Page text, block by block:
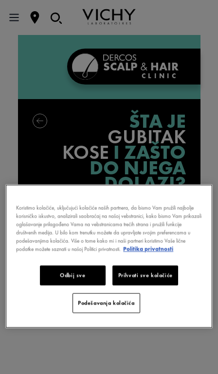
ŠTA JE
GUBITAK
KOSE I ZAŠTO
DO NJEGA
DOLAZI?
SCALP& HAIR
CLINIC
Koristimo kolačiće, uključujući kolačiće naših partnera, da bismo Vam pružili najbolje
korisničko iskustvo, analizirali saobraćaj na našoj vebstranici, kako bismo Vam prikazali
oglašavanje prilagođeno Vama na vebstranicama trećih strana i pružili funkcije
društvenih medija. U bilo kom trenutku možete da upravljate svojim preferencama u
podešavanjima kolačića. Više o tome kako mi i naši partneri koristimo Vaše lične
podatke možete saznati u našoj Politici privatnosti. Politika privatnosti
Odbij sve Prihvati sve kolačiće
Podešavanja kolačića